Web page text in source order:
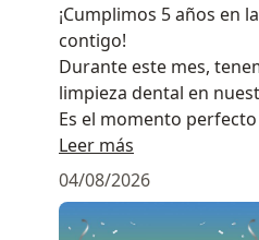
¡Cumplimos 5 años en
contigo!
Durante este mes,
limpieza dental en
Es el momento
tu salud bucal.
Agenda tu cita y
acabe.
Leer más
04/08/2026